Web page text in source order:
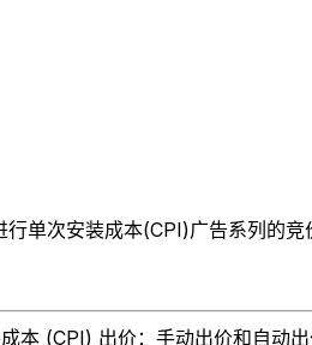
单次安装成本(CPI)广告系列的竞
本 (CPI) 出价：手动出价和自动